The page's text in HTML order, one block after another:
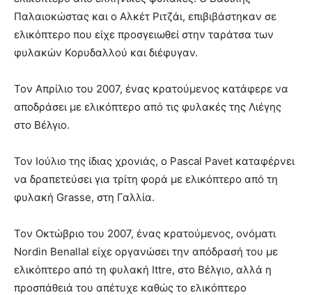
Παλαιοκώστας και ο Αλκέτ Ριτζάι, επιβιβάστηκαν σε
ελικόπτερο που είχε προσγειωθεί στην ταράτσα των
φυλακών Κορυδαλλού και διέφυγαν.
Τον Απρίλιο του 2007, ένας κρατούμενος κατάφερε να
αποδράσει με ελικόπτερο από τις φυλακές της Λιέγης
στο Βέλγιο.
Τον Ιούλιο της ίδιας χρονιάς, ο Pascal Pavet καταφέρνει
να δραπετεύσει για τρίτη φορά με ελικόπτερο από τη
φυλακή Grasse, στη Γαλλία.
Τον Οκτώβριο του 2007, ένας κρατούμενος, ονόματι
Nordin Benallal είχε οργανώσει την απόδρασή του με
ελικόπτερο από τη φυλακή Ittre, στο Βέλγιο, αλλά η
προσπάθειά του απέτυχε καθώς το ελικόπτερο